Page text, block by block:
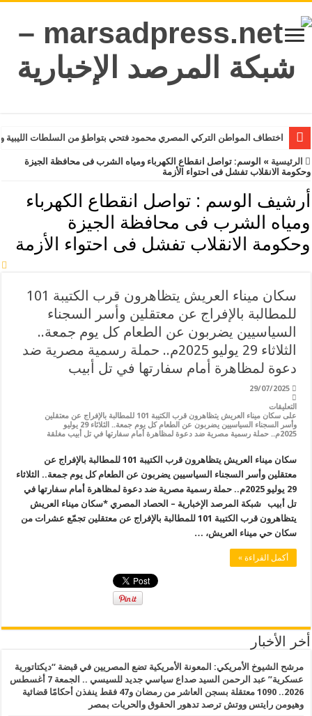
اختطاف المواطن التركي المصري محمود فتحي بتواطؤ من السلطات
الرئيسية » الوسم: تواصل انقطاع الكهرباء ومياه الشرب فى محافظة الجيزة
وحكومة الانقلاب تفشل فى احتواء الأزمة
أرشيف الوسم : تواصل انقطاع الكهرباء
ومياه الشرب فى محافظة الجيزة
وحكومة الانقلاب تفشل فى احتواء الأزمة
سكان ميناء العريش يتظاهرون قرب الكتيبة 101
للمطالبة بالإفراج عن معتقلين وأسر السجناء
السياسيين يضربون عن الطعام كل يوم جمعة..
الثلاثاء 29 يوليو 2025م.. حملة رسمية مصرية ضد
دعوة لمظاهرة أمام سفارتها في تل أبيب
29/07/2025
التعليقات
على سكان ميناء العريش يتظاهرون قرب الكتيبة 101 للمطالبة بالإفراج عن معتقلين
وأسر السجناء السياسيين يضربون عن الطعام كل يوم جمعة.. الثلاثاء 29 يوليو
2025م.. حملة رسمية مصرية ضد دعوة لمظاهرة أمام سفارتها في تل أبيب مغلقة
سكان ميناء العريش يتظاهرون قرب الكتيبة 101 للمطالبة بالإفراج عن
معتقلين وأسر السجناء السياسيين يضربون عن الطعام كل يوم جمعة.. الثلاثاء
29 يوليو 2025م.. حملة رسمية مصرية ضد دعوة لمظاهرة أمام سفارتها في
تل أبيب شبكة المرصد الإخبارية – الحصاد المصري *سكان ميناء العريش
يتظاهرون قرب الكتيبة 101 للمطالبة بالإفراج عن معتقلين تجمّع عشرات من
سكان حي ميناء العريش، …
أكمل القراءة »
أخر الأخبار
مرشح الشيوخ الأمريكي: المعونة الأمريكية تضع المصريين في قبضة “ديكتاتورية
عسكرية” عبد الرحمن السيد صداع سياسي جديد للسيسي .. الجمعة 7 أغسطس
2026.. 1090 معتقلة بسجن العاشر من رمضان و47 فقط ينفذن أحكامًا قضائية
وهيومن رايتس ووتش ترصد تدهور الحقوق والحريات بمصر